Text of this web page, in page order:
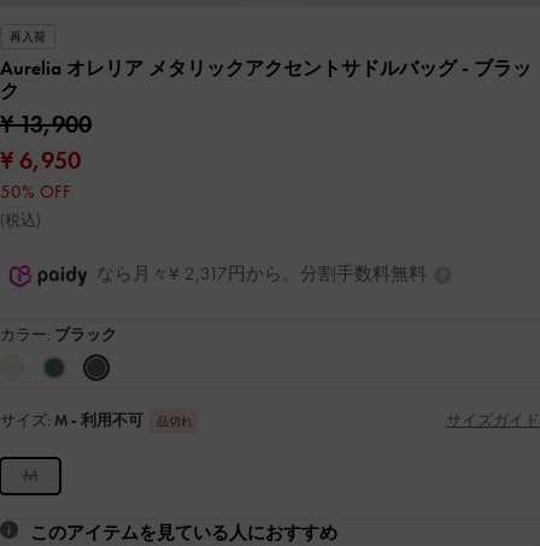
再入荷
Aurelia オレリア メタリックアクセントサドルバッグ- ブラッ
ク
¥ 13,900
¥ 6,950
50% OFF
(税込)
なら月々¥ 2,317円から。分割手数料無料
カラー: ブラック
サイズ: M - 利用不可 品切れ サイズガイド
M
このアイテムを見ている人におすすめ